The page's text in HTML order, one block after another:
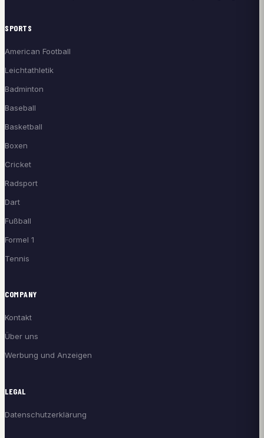
SPORTS
American Football
Leichtathletik
Badminton
Baseball
Basketball
Boxen
Cricket
Radsport
Dart
Fußball
Formel 1
Tennis
COMPANY
Kontakt
Über uns
Werbung und Anzeigen
LEGAL
Datenschutzerklärung